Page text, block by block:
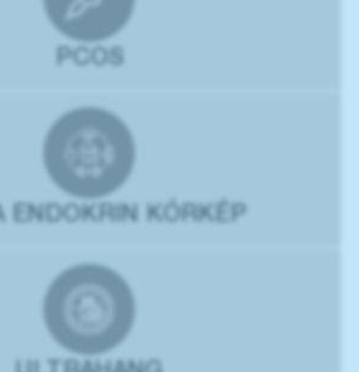
PCOS
ENDOKRIN KÓRKÉP